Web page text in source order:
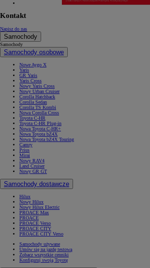
Kontakt
Napisz do nas
Samochody
Samochody
Samochody osobowe
Nowe Aygo X
Yaris
GR Yaris
Yaris Cross
Nowy Yaris Cross
Nowy Urban Cruiser
Corolla Hatchback
Corolla Sedan
Corolla TS Kombi
Nowa Corolla Cross
Toyota C-HR
Toyota C-HR Plug-in
Nowa Toyota C-HR+
Nowa Toyota bZ4X
Nowa Toyota bZ4X Touring
Camry
Prius
Mirai
Nowy RAV4
Land Cruiser
Nowy GR GT
Samochody dostawcze
Hilux
Nowy Hilux
Nowy Hilux Electric
PROACE Max
PROACE
PROACE Verso
PROACE CITY
PROACE CITY Verso
Samochody używane
Umów się na jazdę testową
Zobacz wszystkie cenniki
Konfiguruj swoją Toyotę